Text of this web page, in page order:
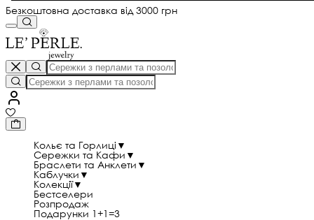
Безкоштовна доставка від 3000 грн
Кольє та Горлиці ▼
Сережки та Кафи ▼
Браслети та Анклети ▼
Каблучки ▼
Колекції▼
Бестселери
Розпродаж
Подарунки 1+1=3